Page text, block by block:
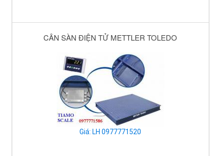
CÂN SÀN ĐIỆN TỬ METTLER TOLEDO
Giá: LH 0977771520